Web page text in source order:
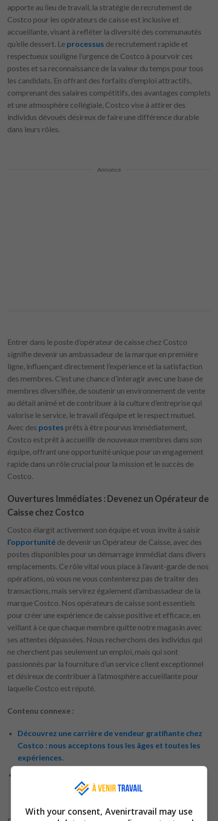
apporte au lieu de travail, la stratégie de recrutement de
Costco pour les opérateurs de caisse est inclusive et
accueillante, visant à refléter la diversité des communautés
qu’elle dessert. Le processus de recrutement rapide et
respectueux souligne l’urgence de Costco à pourvoir ces
postes et sa reconnaissance de la valeur du temps pour tous
les candidats. En offrant des forfaits d’emploi attractifs,
comprenant des salaires compétitifs, des avantages complets
et une atmosphère collégiale, Costco vise à attirer des
individus dévoués désireux de faire une différence durable
dans leurs rôles.
Annonce
Entrer dans le poste d’opérateur de caisse chez Costco
signifie devenir un ambassadeur de la marque en première
ligne, influençant directement l’expérience et la satisfaction
des membres. C’est une chance d’interagir avec une base de
membres diversifiée, de soutenir un environnement de vente
au détail animé et de contribuer à la culture d’entreprise qui
valorise le service, le travail d’équipe et le respect mutuel.
Avec des postes prêts à être pourvus immédiatement,
Costco est prêt à accueillir de nouveaux membres dans son
équipe, offrant une opportunité unique pour un engagement
rapide dans un rôle crucial pour la mission et le succès de
Costco.
Ouvertures Immédiates : Devenez un Opérateur de
Caisse chez Costco
Costco élargit activement son équipe et vous invite à saisir
l’opportunité de devenir un Opérateur de Caisse, avec des
postes disponibles pour un démarrage immédiat dans divers
emplacements. Ce rôle vital vous place à l’avant-garde de nos
opérations, où vous ne vous contenterez pas de traiter des
transactions, mais servirez également d’ambassadeur de la
marque Costco. Nos opérateurs de caisse sont essentiels
pour créer une expérience de caisse positive et efficace, en
veillant à ce que chaque membre quitte notre magasin avec
ses attentes dépassées. Nous recherchons des individus qui
ne cherchent pas seulement un emploi, mais qui sont
passionnés par la fourniture d’un service client exceptionnel
et désireux de contribuer à l’atmosphère accueillante pour
laquelle Costco est réputé.
Contenu connexe :
Découvrez une carrière de vendeur gratifiante chez
Costco : nous acceptons tous les âges et toutes les
expériences.
pour le service alimentaire, aucune expérience n’est
With your consent, Avenirtravail may use